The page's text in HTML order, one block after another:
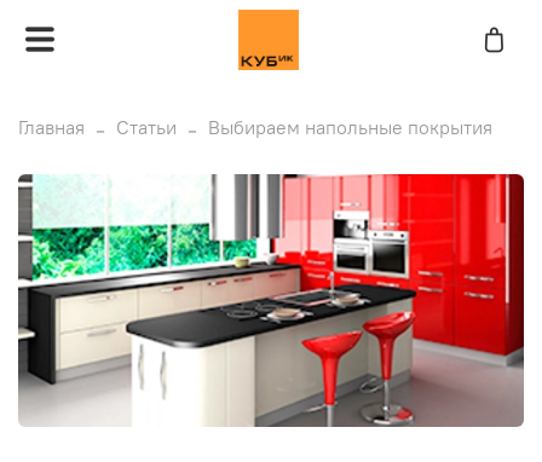
Главная Статьи Выбираем напольные покрытия